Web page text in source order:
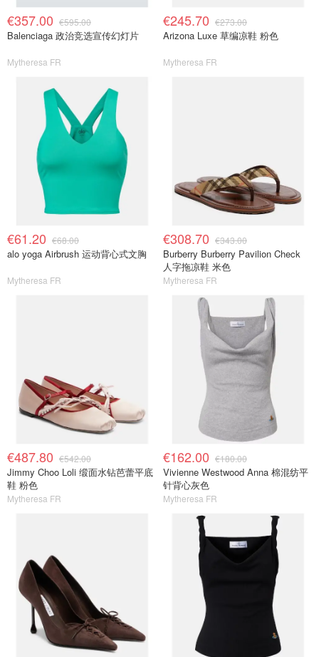
€357.00 €595.00
Balenciaga 政治竞选宣传幻灯片
Mytheresa FR
€245.70 €273.00
Arizona Luxe 草编凉鞋 粉色
Mytheresa FR
€61.20 €68.00
alo yoga Airbrush 运动背心式文胸
Mytheresa FR
€308.70 €343.00
Burberry Burberry Pavilion Check
人字拖凉鞋 米色
Mytheresa FR
€487.80 €542.00
Jimmy Choo Loli 缎面水钻芭蕾平底
鞋 粉色
Mytheresa FR
€162.00 €180.00
Vivienne Westwood Anna 棉混纺平
针背心灰色
Mytheresa FR